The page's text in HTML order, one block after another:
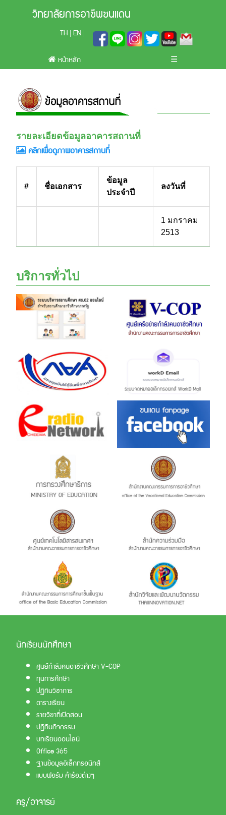
วิทยาลัยการอาชีพชนแดน
TH EN
หน้าหลัก ☰
รายละเอียดข้อมูลอาคารสถานที่
คลิกเพื่อดูภาพอาคารสถานที่
# ชื่อเอกสาร
ข้อมูล
ประจำปี
ลงวันที่
1 มกราคม
2513
บริการทั่วไป
นักเรียนนักศึกษา
ศูนย์กำลังคนอาชีวศึกษา V-COP
ทุนการศึกษา
ปฏิทินวิชาการ
ตารางเรียน
รายวิชาที่เปิดสอน
ปฏิทินกิจกรรม
บทเรียนออนไลน์
Office 365
ฐานข้อมูลอิเล็กทรอนิกส์
แบบฟอร์ม คำร้องต่างๆ
ครู/อาจารย์